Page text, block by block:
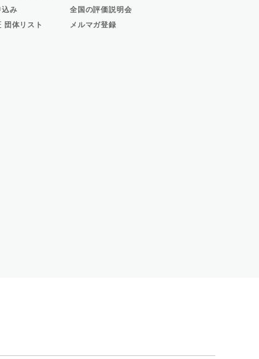
込み
団体リスト
全国の評価説明会
メルマガ登録